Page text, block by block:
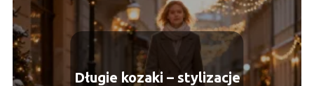
Długie kozaki – stylizacje